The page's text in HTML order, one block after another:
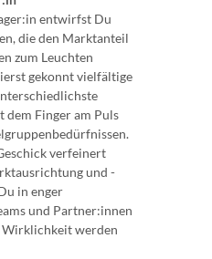
entwirfst Du
die den Marktanteil
zum Leuchten
gekonnt vielfältige
dem Finger am Puls
verfeinert
und -
in enger
und Partner:innen
werden